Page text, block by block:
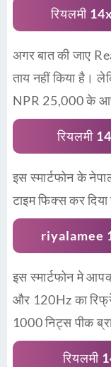
रियलमी
अगर बात की जाए
ताय नहीं किया है।
NPR 25,000 के
रियलमी
इस स्मार्टफोन के
टाइम फिक्स कर दिया
riyalamee
इस स्मार्टफोन मे
और 120Hz का
1000 निट्स पीक
रियलमी